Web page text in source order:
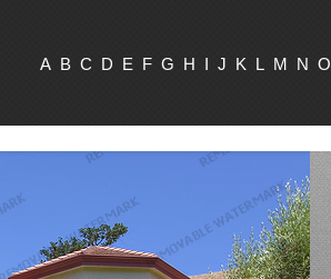
A B C D E F G H I J K L M N O